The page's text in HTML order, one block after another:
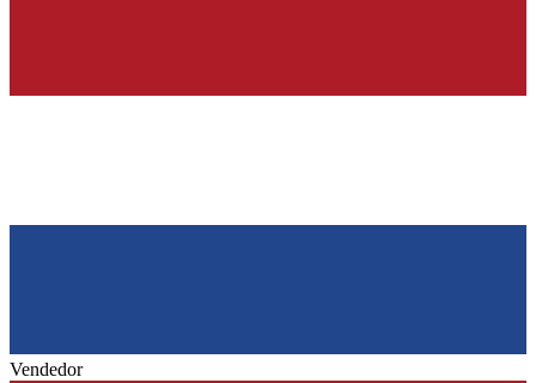
Vendedor